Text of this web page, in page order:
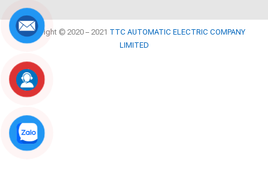
Copyright © 2020 – 2021 TTC AUTOMATIC ELECTRIC COMPANY
LIMITED